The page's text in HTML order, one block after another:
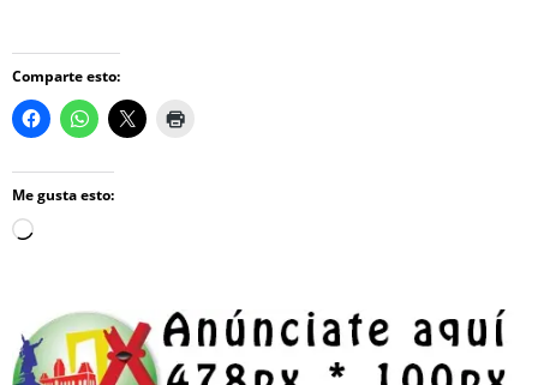
Comparte esto:
Me gusta esto:
Loading…